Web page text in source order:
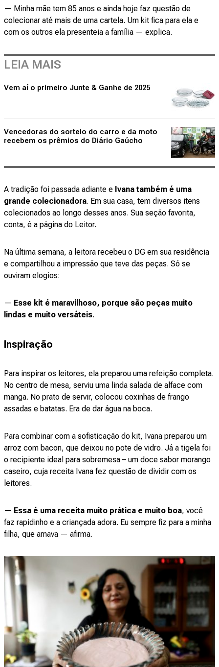
— Minha mãe tem 85 anos e ainda hoje faz questão de
colecionar até mais de uma cartela. Um kit fica para ela e
com os outros ela presenteia a família — explica.
LEIA MAIS
Vem aí o primeiro Junte & Ganhe de 2025
Vencedoras do sorteio do carro e da moto
recebem os prêmios do Diário Gaúcho
A tradição foi passada adiante e Ivana também é uma
grande colecionadora. Em sua casa, tem diversos itens
colecionados ao longo desses anos. Sua seção favorita,
conta, é a página do Leitor.
Na última semana, a leitora recebeu o DG em sua residência
e compartilhou a impressão que teve das peças. Só se
ouviram elogios:
— Esse kit é maravilhoso, porque são peças muito
lindas e muito versáteis.
Inspiração
Para inspirar os leitores, ela preparou uma refeição completa.
No centro de mesa, serviu uma linda salada de alface com
manga. No prato de servir, colocou coxinhas de frango
assadas e batatas. Era de dar água na boca.
Para combinar com a sofisticação do kit, Ivana preparou um
arroz com bacon, que deixou no pote de vidro. Já a tigela foi
o recipiente ideal para sobremesa – um doce sabor morango
caseiro, cuja receita Ivana fez questão de dividir com os
leitores.
— Essa é uma receita muito prática e muito boa, você
faz rapidinho e a criançada adora. Eu sempre fiz para a minha
filha, que amava — afirma.